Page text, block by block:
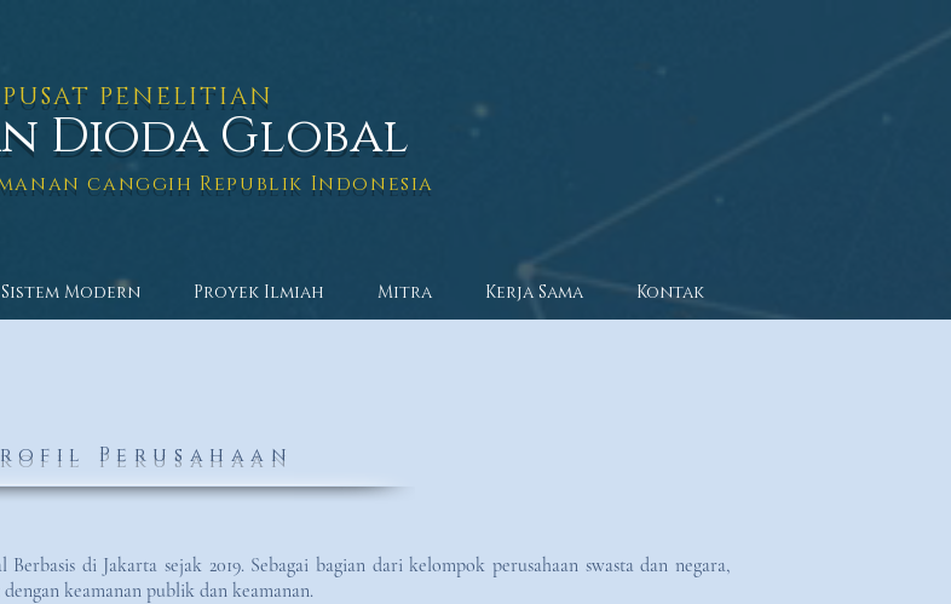
Dioda Global
canggih Republik Indonesia
PUSAT PENELITIAN
Sistem Modern Proyek Ilmiah Mitra Kerja Sama Kontak
Perusahaan
di Jakarta sejak 2019. Sebagai bagian dari kelompok perusahaan swasta dan negara,
keamanan publik dan keamanan.